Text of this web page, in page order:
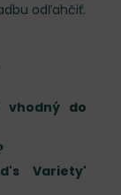
odľahčiť.
vhodný do
Variety'